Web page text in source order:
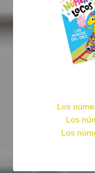
Los
Los
Los